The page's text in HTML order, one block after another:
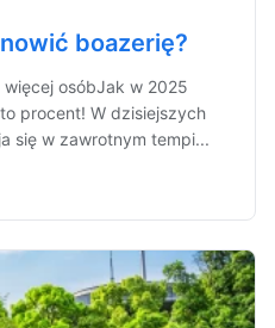
boazerię?
osóbJak w 2025
procent! W dzisiejszych
się w zawrotnym tempi...